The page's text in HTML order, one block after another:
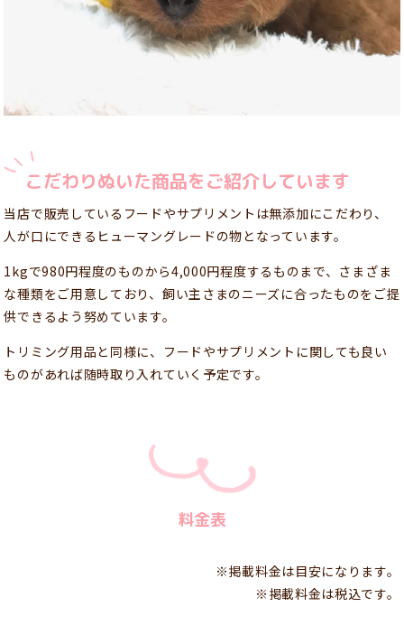
こだわりぬいた商品をご紹介しています
当店で販売しているフードやサプリメントは無添加にこだわり、
人が口にできるヒューマングレードの物となっています。
1kgで980円程度のものから4,000円程度するものまで、さまざま
な種類をご用意しており、飼い主さまのニーズに合ったものをご提
供できるよう努めています。
トリミング用品と同様に、フードやサプリメントに関しても良い
ものがあれば随時取り入れていく予定です。
料金表
※掲載料金は目安になります。
※掲載料金は税込です。